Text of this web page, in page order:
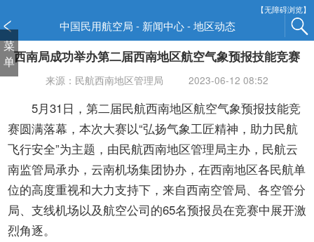
【无障碍浏览】
中国民用航空局 - 新闻中心 - 地区动态
菜
单西南局成功举办第二届西南地区航空气象预报技能竞赛
来源：民航西南地区管理局 2023-06-12 08:52
5月31 日，第二届民航西南地区航空气象预报技能竞
赛圆满落幕，本次大赛以“弘扬气象工匠精神，助力民航
飞行安全”为主题，由民航西南地区管理局主办，民航云
南监管局承办，云南机场集团协办，在西南地区各民航单
位的高度重视和大力支持下，来自西南空管局、各空管分
局、支线机场以及航空公司的65名预报员在竞赛中展开激
烈角逐。
窗
口
打
开
碍
说
页
面,
按
Alt
加